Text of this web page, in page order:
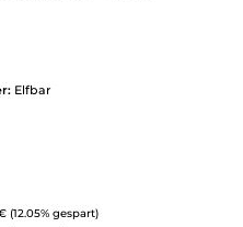
Elfbar
Preis:
(12.05% gespart)